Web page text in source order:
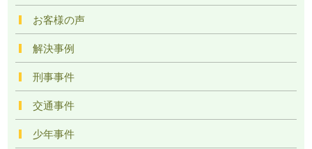
お客様の声
解決事例
刑事事件
交通事件
少年事件